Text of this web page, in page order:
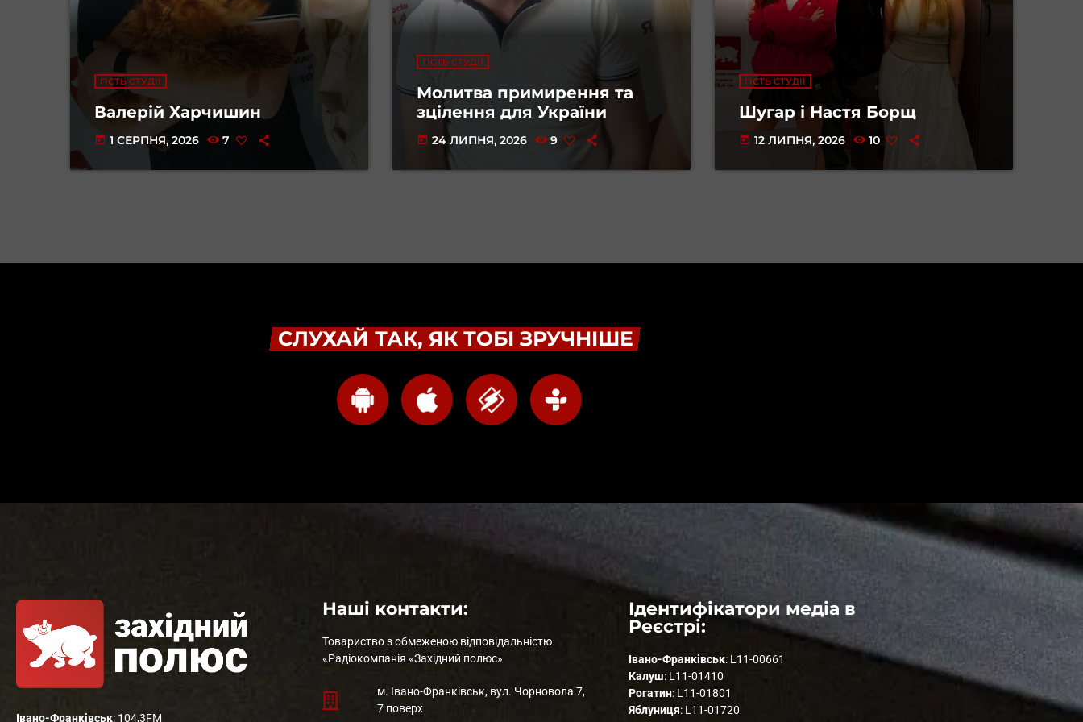
ГІСТЬ СТУДІЇ
Валерій Харчишин
today 1 СЕРПНЯ, 2026 7
ГІСТЬ СТУДІЇ
Молитва примирення та
зцілення для України
today 24 ЛИПНЯ, 2026 9
ГІСТЬ СТУДІЇ
Шугар і Настя Борщ
today 12 ЛИПНЯ, 2026 10
СЛУХАЙ ТАК, ЯК ТОБІ ЗРУЧНІШЕ
Івано-Франківськ: 104,3FM
Наші контакти:
Товариство з обмеженою відповідальністю
«Радіокомпанія «Західний полюс»
м. Івано-Франківськ, вул. Чорновола 7,
7 поверх
Ідентифікатори медіа в
Реєстрі:
Івано-Франківськ: L11-00661
Калуш: L11-01410
Рогатин: L11-01801
Яблуниця: L11-01720